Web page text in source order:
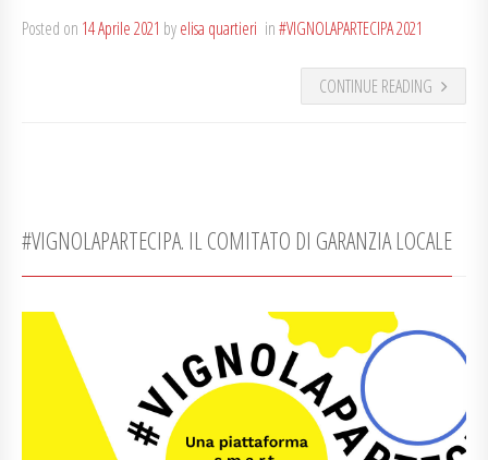
Posted on 14 Aprile 2021 byelisa quartieri in#VIGNOLAPARTECIPA 2021
CONTINUE READING
#VIGNOLAPARTECIPA. IL COMITATO DI GARANZIA LOCALE